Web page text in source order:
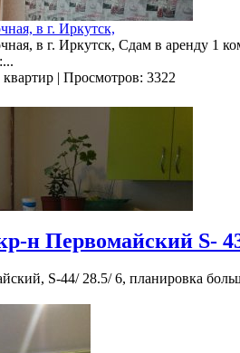
в г. Иркутск,
в г. Иркутск, Сдам в аренду 1
| Просмотров: 3322
н Первомайский S-
S-44/ 28.5/ 6, планировка